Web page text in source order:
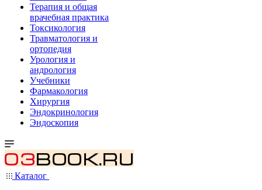
Терапия и общая
врачебная практика
Токсикология
Травматология и
ортопедия
Урология и
андрология
Учебники
Фармакология
Хирургия
Эндокринология
Эндоскопия
Каталог